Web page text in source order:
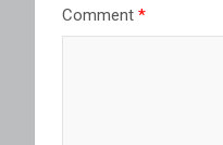
Comment *